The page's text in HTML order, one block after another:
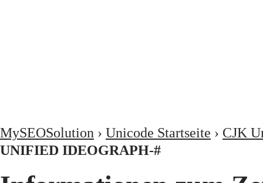
MySEOSolution › Unicode Startseite › CJK
UNIFIED IDEOGRAPH-#